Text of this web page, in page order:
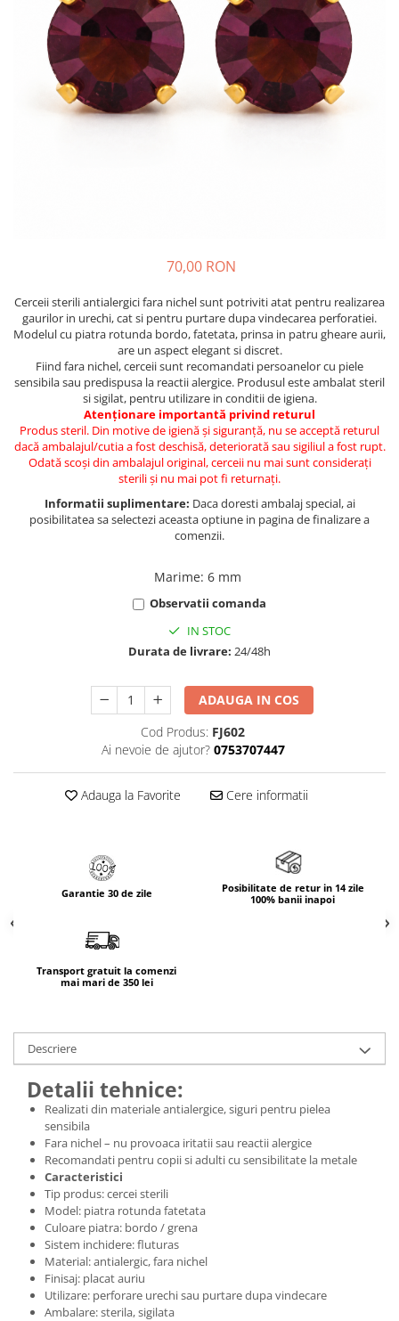
70,00 RON
Cerceii sterili antialergici fara nichel sunt potriviti atat pentru realizarea
gaurilor in urechi, cat si pentru purtare dupa vindecarea perforatiei.
Modelul cu piatra rotunda bordo, fatetata, prinsa in patru gheare aurii,
are un aspect elegant si discret.
Fiind fara nichel, cerceii sunt recomandati persoanelor cu piele
sensibila sau predispusa la reactii alergice. Produsul este ambalat steril
si sigilat, pentru utilizare in conditii de igiena.
Atenționare importantă privind returul
Produs steril. Din motive de igienă și siguranță, nu se acceptă returul
dacă ambalajul/cutia a fost deschisă, deteriorată sau sigiliul a fost rupt.
Odată scoși din ambalajul original, cerceii nu mai sunt considerați
sterili și nu mai pot fi returnați.
Informatii suplimentare: Daca doresti ambalaj special, ai
posibilitatea sa selectezi aceasta optiune in pagina de finalizare a
comenzii.
Marime: 6 mm
Observatii comanda
IN STOC
Durata de livrare: 24/48h
ADAUGA IN COS
Cod Produs: FJ602
Ai nevoie de ajutor? 0753707447
Adauga la Favorite Cere informatii
Garantie 30 de zile
Posibilitate de retur in 14 zile
100% banii inapoi
Transport gratuit la comenzi
mai mari de 350 lei
Descriere
Detalii tehnice:
Realizati din materiale antialergice, siguri pentru pielea
sensibila
Fara nichel – nu provoaca iritatii sau reactii alergice
Recomandati pentru copii si adulti cu sensibilitate la metale
Caracteristici
Tip produs: cercei sterili
Model: piatra rotunda fatetata
Culoare piatra: bordo / grena
Sistem inchidere: fluturas
Material: antialergic, fara nichel
Finisaj: placat auriu
Utilizare: perforare urechi sau purtare dupa vindecare
Ambalare: sterila, sigilata